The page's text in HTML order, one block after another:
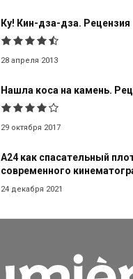
Ку! Кин-дза-дза. Рецензия
28 апреля 2013
Нашла коса на камень.
29 октября 2017
А24 как спасательный
современного
24 декабря 2021